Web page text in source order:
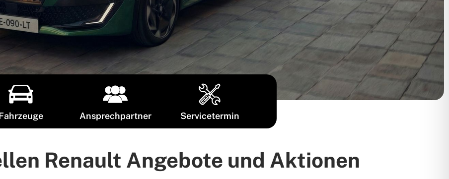
Ansprechpartner Servicetermin
Renault Angebote und Aktionen